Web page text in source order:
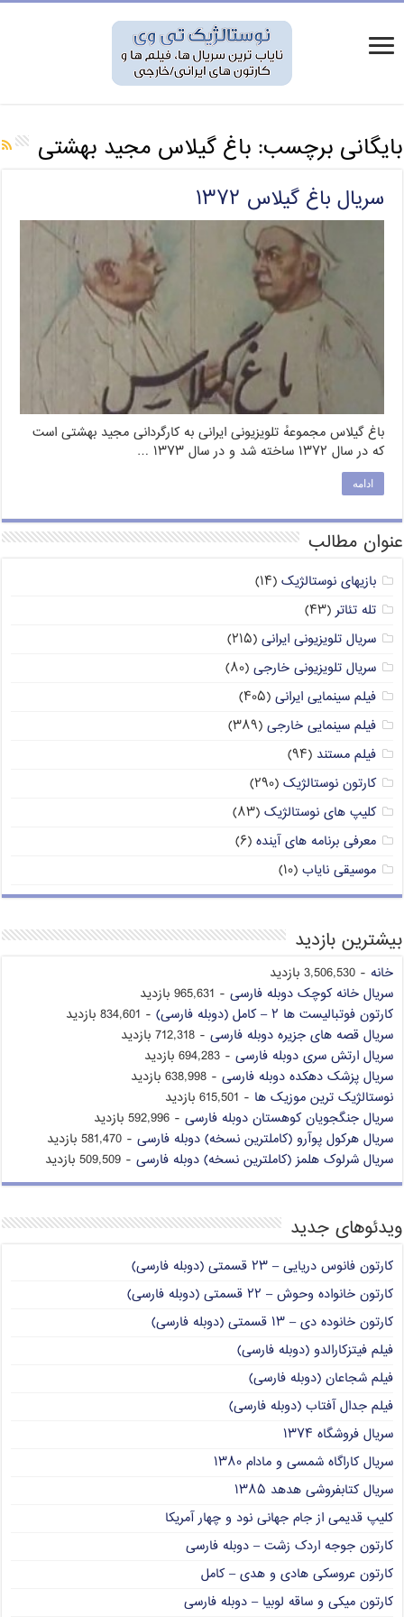
بایگانی برچسب:باغ گیلاس مجید بهشتی
سریال باغ گیلاس ۱۳۷۲
باغ گیلاس مجموعهٔ تلویزیونی ایرانی به کارگردانی مجید بهشتی است
که در سال ۱۳۷۲ ساخته شد و در سال ۱۳۷۳ …
ادامه
عنوان مطالب
بازیهای نوستالژیک (۱۴)
تله تئاتر (۴۳)
سریال تلویزیونی ایرانی (۲۱۵)
سریال تلویزیونی خارجی (۸۰)
فیلم سینمایی ایرانی (۴۰۵)
فیلم سینمایی خارجی (۳۸۹)
فیلم مستند (۹۴)
کارتون نوستالژیک (۲۹۰)
کلیپ های نوستالژیک (۸۳)
معرفی برنامه های آینده (۶)
موسیقی نایاب (۱۰)
بیشترین بازدید
خانه - 3,506,530 بازدید
سریال خانه کوچک دوبله فارسی - 965,631 بازدید
کارتون فوتبالیست ها ۲ – کامل (دوبله فارسی)
- 834,601 بازدید
سریال قصه های جزیره دوبله فارسی - 712,318 بازدید
سریال ارتش سری دوبله فارسی - 694,283 بازدید
سریال پزشک دهکده دوبله فارسی - 638,998 بازدید
نوستالژیک ترین موزیک ها - 615,501 بازدید
سریال جنگجویان کوهستان دوبله فارسی - 592,996 بازدید
سریال هرکول پوآرو (کاملترین نسخه) دوبله فارسی - 581,470 بازدید
سریال شرلوک هلمز (کاملترین نسخه) دوبله فارسی - 509,509 بازدید
ویدئوهای جدید
کارتون فانوس دریایی – ۲۳ قسمتی (دوبله فارسی)
کارتون خانواده وحوش – ۲۲ قسمتی (دوبله فارسی)
کارتون خانوده دی – ۱۳ قسمتی (دوبله فارسی)
فیلم فیتزکارالدو (دوبله فارسی)
فیلم شجاعان (دوبله فارسی)
فیلم جدال آفتاب (دوبله فارسی)
سریال فروشگاه ۱۳۷۴
سریال کاراگاه شمسی و مادام ۱۳۸۰
سریال کتابفروشی هدهد ۱۳۸۵
کلیپ قدیمی از جام جهانی نود و چهار آمریکا
کارتون جوجه اردک زشت – دوبله فارسی
کارتون عروسکی هادی و هدی – کامل
کارتون میکی و ساقه لوبیا – دوبله فارسی